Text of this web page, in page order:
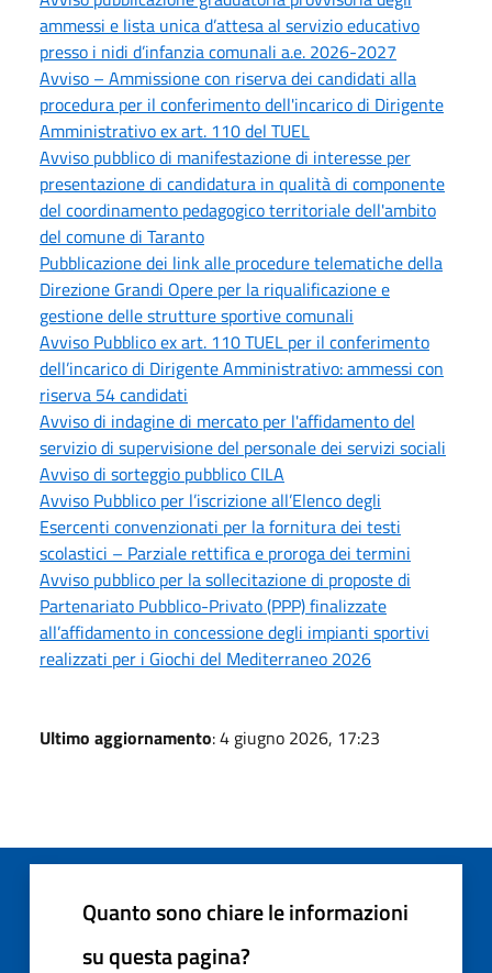
ammessi e lista unica d’attesa al servizio educativo
presso i nidi d’infanzia comunali a.e. 2026-2027
Avviso – Ammissione con riserva dei candidati alla
procedura per il conferimento dell'incarico di Dirigente
Amministrativo ex art. 110 del TUEL
Avviso pubblico di manifestazione di interesse per
presentazione di candidatura in qualità di componente
del coordinamento pedagogico territoriale dell'ambito
del comune di Taranto
Pubblicazione dei link alle procedure telematiche della
Direzione Grandi Opere per la riqualificazione e
gestione delle strutture sportive comunali
Avviso Pubblico ex art. 110 TUEL per il conferimento
dell’incarico di Dirigente Amministrativo: ammessi con
riserva 54 candidati
Avviso di indagine di mercato per l'affidamento del
servizio di supervisione del personale dei servizi sociali
Avviso di sorteggio pubblico CILA
Avviso Pubblico per l’iscrizione all’Elenco degli
Esercenti convenzionati per la fornitura dei testi
scolastici – Parziale rettifica e proroga dei termini
Avviso pubblico per la sollecitazione di proposte di
Partenariato Pubblico-Privato (PPP) finalizzate
all’affidamento in concessione degli impianti sportivi
realizzati per i Giochi del Mediterraneo 2026
Ultimo aggiornamento: 4 giugno 2026, 17:23
Quanto sono chiare le informazioni
su questa pagina?